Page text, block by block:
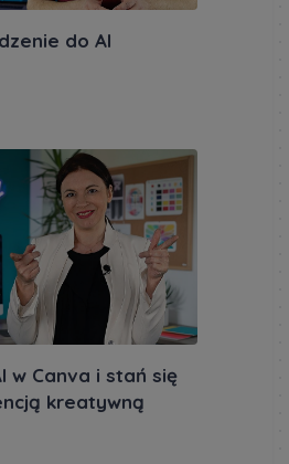
do AI
w Canva i stań się
kreatywną